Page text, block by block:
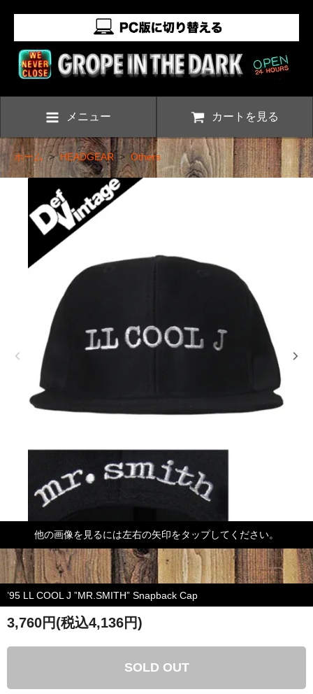
メニュー カートを見る
ホーム>HEADGEAR>Others
他の画像を見るには左右の矢印をタップしてください。
’95 LL COOL J ”MR.SMITH” Snapback Cap
3,760円(税込4,136円)
SOLD OUT